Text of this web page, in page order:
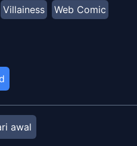
Aria Mielle benar-
atau akankah
lalu dengan cara yang
Villainess
Web Comic
awal